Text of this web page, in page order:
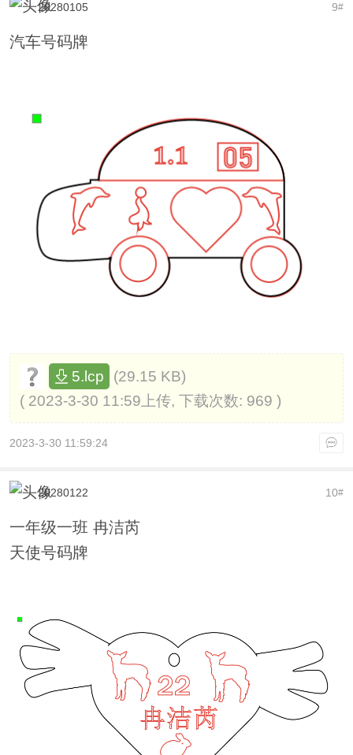
9#
20280105
汽车号码牌
5.lcp
(29.15 KB)
( 2023-3-30 11:59上传, 下载次数: 969 )
2023-3-30 11:59:24
10#
20280122
一年级一班 冉洁芮
天使号码牌